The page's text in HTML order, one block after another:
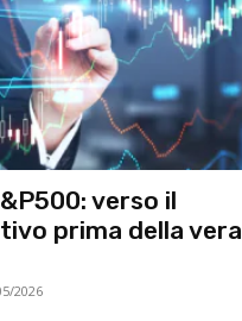
verso il
prima della vera
2026